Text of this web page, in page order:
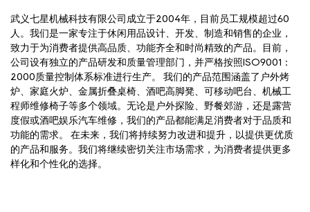
武义七星机械科技有限公司成立于2004年，目前员工规模超过60
人。我们是一家专注于休闲用品设计、开发、制造和销售的企业，
致力于为消费者提供高品质、功能齐全和时尚精致的产品。目前，
公司设有独立的产品研发和质量管理部门，并严格按照ISO9001：
2000质量控制体系标准进行生产。 我们的产品范围涵盖了户外烤
炉、家庭火炉、金属折叠桌椅、酒吧高脚凳、可移动吧台、机械工
程师维修椅子等多个领域。无论是户外探险、野餐郊游，还是露营
度假或酒吧娱乐汽车维修，我们的产品都能满足消费者对于品质和
功能的需求。 在未来，我们将持续努力改进和提升，以提供更优质
的产品和服务。我们将继续密切关注市场需求，为消费者提供更多
样化和个性化的选择。